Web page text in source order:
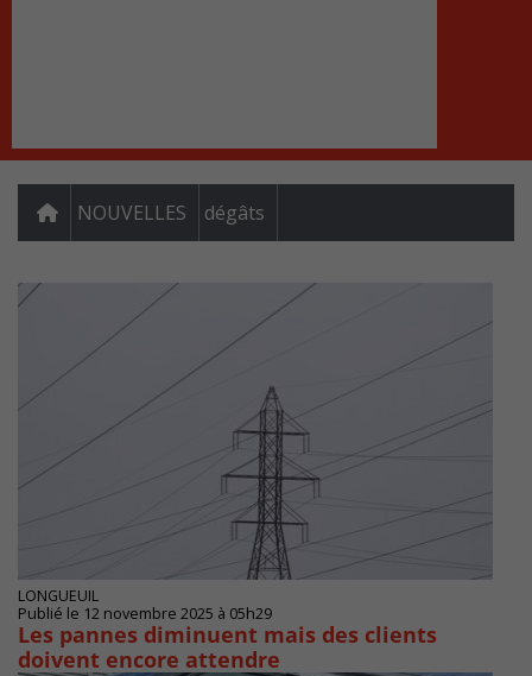
NOUVELLES dégâts
LONGUEUIL
Publié le 12 novembre 2025 à 05h29
Les pannes diminuent mais des clients
doivent encore attendre